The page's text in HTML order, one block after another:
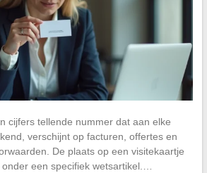
cijfers tellende nummer dat aan elke
verschijnt op facturen, offertes en
De plaats op een visitekaartje
een specifiek wetsartikel.…